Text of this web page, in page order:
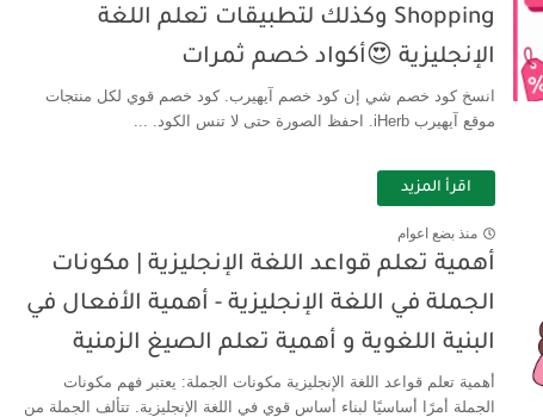
Shopping وكذلك لتطبيقات تعلم اللغة
الإنجليزية 😍أكواد خصم ثمرات
انسخ كود خصم شي إن كود خصم آيهيرب. كود خصم قوي لكل منتجات
موقع آيهيرب iHerb. احفظ الصورة حتى لا تنس الكود. ...
اقرأ المزيد
منذ بضع اعوام
أهمية تعلم قواعد اللغة الإنجليزية | مكونات
الجملة في اللغة الإنجليزية - أهمية الأفعال في
البنية اللغوية و أهمية تعلم الصيغ الزمنية
أهمية تعلم قواعد اللغة الإنجليزية مكونات الجملة: يعتبر فهم مكونات
الجملة أمرًا أساسيًا لبناء أساس قوي في اللغة الإنجليزية. تتألف الجملة من